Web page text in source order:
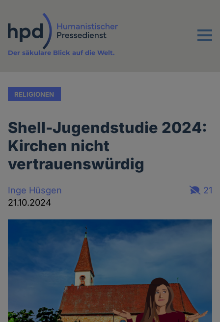
Inhalt
Menu
Der säkulare Blick auf die Welt.
RELIGIONEN
Shell-Jugendstudie 2024:
Kirchen nicht
vertrauenswürdig
Inge Hüsgen
21.10.2024
21